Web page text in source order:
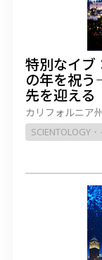
特別なイ
の年を祝
先を迎える
カリフォルニア
SCIENTOLOGY